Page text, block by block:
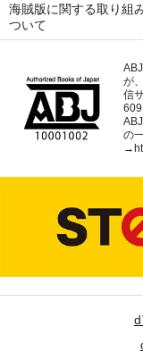
海賊版に関する取り組
ついて
が
信
の
→